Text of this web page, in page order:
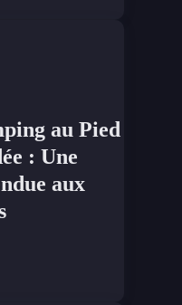
au Pied
: Une
aux